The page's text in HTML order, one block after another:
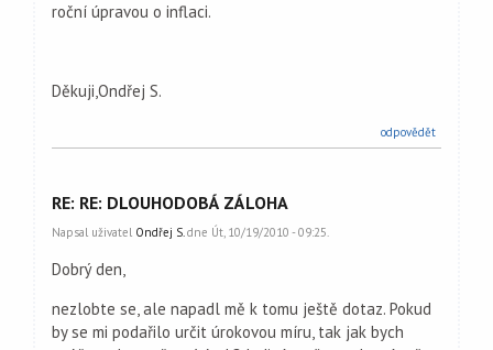
roční úpravou o inflaci.
Děkuji,Ondřej S.
odpovědět
RE: RE: DLOUHODOBÁ ZÁLOHA
Napsal uživatel Ondřej S.dne Út, 10/19/2010 - 09:25.
Dobrý den,
nezlobte se, ale napadl mě k tomu ještě dotaz. Pokud
by se mi podařilo určit úrokovou míru, tak jak bych